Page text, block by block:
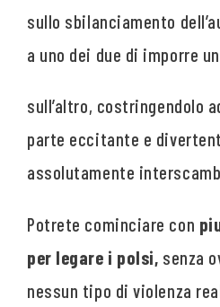
sullo sbilanciamento
a uno dei due di imporre
sull’altro, costringendolo
parte eccitante e
assolutamente
Potrete cominciare con
per legare i polsi, senza
nessun tipo di violenza